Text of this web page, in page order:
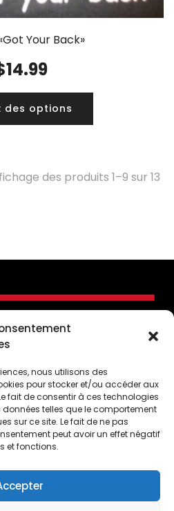
nous utilisons des
pour stocker et/ou accéder aux
fait de consentir à ces technologies
telles que le comportement
sur ce site. Le fait de ne pas
peut avoir un effet négatif
et fonctions.
Your Back»
14.99
des options
des produits 1–9 sur 13
NOUS
694-7393